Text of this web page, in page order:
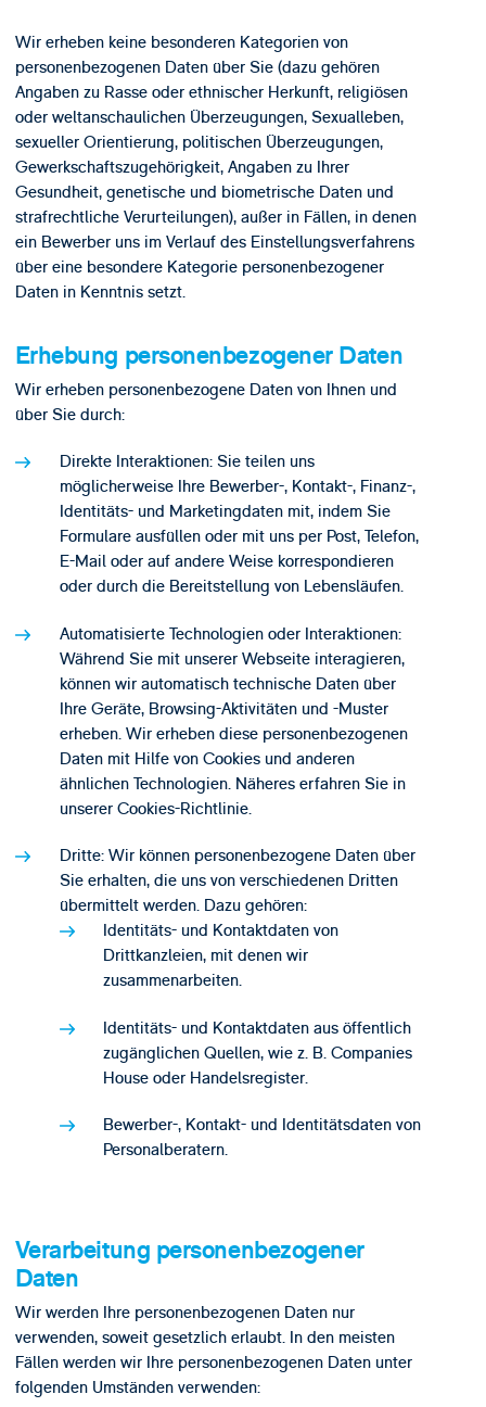
Wir erheben keine besonderen Kategorien von
personenbezogenen Daten über Sie (dazu gehören
Angaben zu Rasse oder ethnischer Herkunft, religiösen
oder weltanschaulichen Überzeugungen, Sexualleben,
sexueller Orientierung, politischen Überzeugungen,
Gewerkschaftszugehörigkeit, Angaben zu Ihrer
Gesundheit, genetische und biometrische Daten und
strafrechtliche Verurteilungen), außer in Fällen, in denen
ein Bewerber uns im Verlauf des Einstellungsverfahrens
über eine besondere Kategorie personenbezogener
Daten in Kenntnis setzt.
Erhebung personenbezogener Daten
Wir erheben personenbezogene Daten von Ihnen und
über Sie durch:
Direkte Interaktionen: Sie teilen uns
möglicherweise Ihre Bewerber-, Kontakt-, Finanz-,
Identitäts- und Marketingdaten mit, indem Sie
Formulare ausfüllen oder mit uns per Post, Telefon,
E-Mail oder auf andere Weise korrespondieren
oder durch die Bereitstellung von Lebensläufen.
Automatisierte Technologien oder Interaktionen:
Während Sie mit unserer Webseite interagieren,
können wir automatisch technische Daten über
Ihre Geräte, Browsing-Aktivitäten und -Muster
erheben. Wir erheben diese personenbezogenen
Daten mit Hilfe von Cookies und anderen
ähnlichen Technologien. Näheres erfahren Sie in
unserer Cookies-Richtlinie.
Dritte: Wir können personenbezogene Daten über
Sie erhalten, die uns von verschiedenen Dritten
übermittelt werden. Dazu gehören:
Identitäts- und Kontaktdaten von
Drittkanzleien, mit denen wir
zusammenarbeiten.
Identitäts- und Kontaktdaten aus öffentlich
zugänglichen Quellen, wie z. B. Companies
House oder Handelsregister.
Bewerber-, Kontakt- und Identitätsdaten von
Personalberatern.
Verarbeitung personenbezogener
Daten
Wir werden Ihre personenbezogenen Daten nur
verwenden, soweit gesetzlich erlaubt. In den meisten
Fällen werden wir Ihre personenbezogenen Daten unter
folgenden Umständen verwenden: